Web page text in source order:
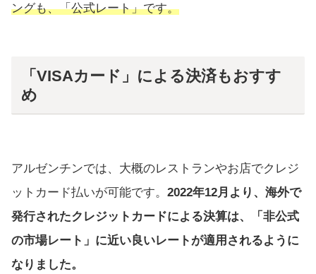
ングも、「公式レート」です。
「VISAカード」による決済もおすす
め
アルゼンチンでは、大概のレストランやお店でクレジ
ットカード払いが可能です。 2022年12月より、海外で
発行されたクレジットカードによる決算は、「非公式
の市場レート」に近い良いレートが適用されるように
なりました。